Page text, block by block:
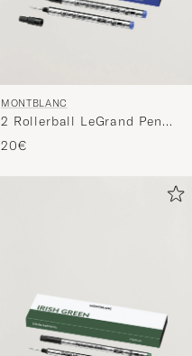
MONTBLANC
2 Rollerball LeGrand Pen
Refills Royal Blue
20€